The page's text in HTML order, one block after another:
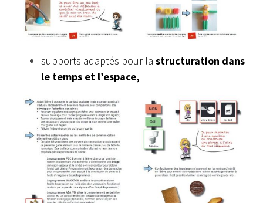
supports adaptés pour la structuration dans
le temps et l’espace,